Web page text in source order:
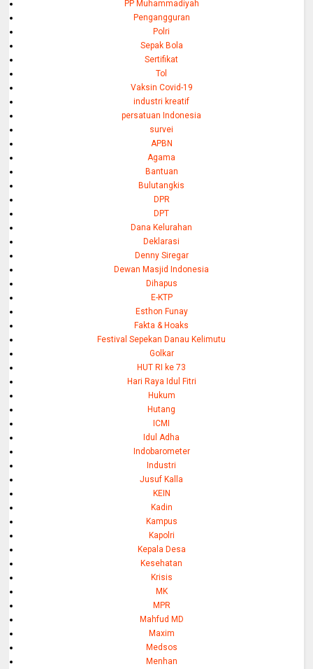
PP Muhammadiyah
Pengangguran
Polri
Sepak Bola
Sertifikat
Tol
Vaksin Covid-19
industri kreatif
persatuan Indonesia
survei
APBN
Agama
Bantuan
Bulutangkis
DPR
DPT
Dana Kelurahan
Deklarasi
Denny Siregar
Dewan Masjid Indonesia
Dihapus
E-KTP
Esthon Funay
Fakta & Hoaks
Festival Sepekan Danau Kelimutu
Golkar
HUT RI ke 73
Hari Raya Idul Fitri
Hukum
Hutang
ICMI
Idul Adha
Indobarometer
Industri
Jusuf Kalla
KEIN
Kadin
Kampus
Kapolri
Kepala Desa
Kesehatan
Krisis
MK
MPR
Mahfud MD
Maxim
Medsos
Menhan